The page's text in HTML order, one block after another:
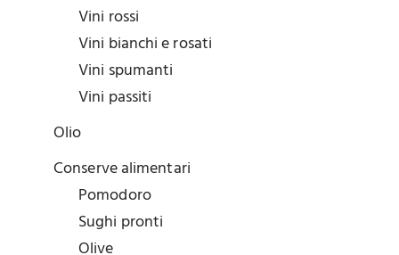
Vini rossi
Vini bianchi e rosati
Vini spumanti
Vini passiti
Olio
Conserve alimentari
Pomodoro
Sughi pronti
Olive